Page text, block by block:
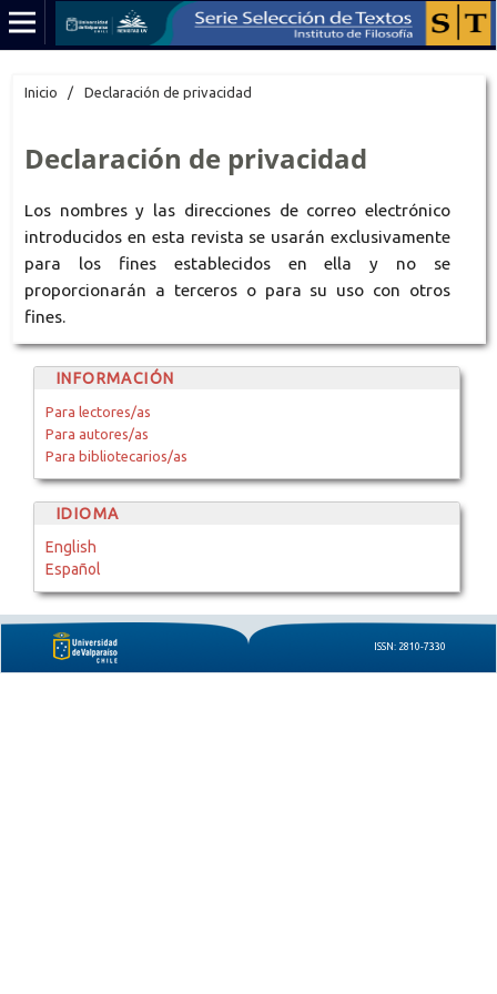
Inicio / Declaración de privacidad
Declaración de privacidad
Los nombres y las direcciones de correo electrónico
introducidos en esta revista se usarán exclusivamente
para los fines establecidos en ella y no se
proporcionarán a terceros o para su uso con otros
fines.
INFORMACIÓN
Para lectores/as
Para autores/as
Para bibliotecarios/as
IDIOMA
English
Español
ISSN: 2810-7330